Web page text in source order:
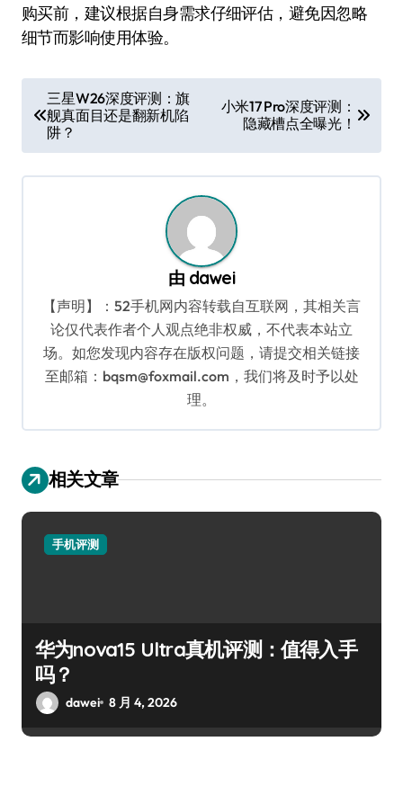
购买前，建议根据自身需求仔细评估，避免因忽略
细节而影响使用体验。
章
导
航
三星W26深度评测：旗
舰真面目还是翻新机陷
阱？
小米17 Pro深度评测：
隐藏槽点全曝光！
由 dawei
【声明】：52手机网内容转载自互联网，其相关言
论仅代表作者个人观点绝非权威，不代表本站立
场。如您发现内容存在版权问题，请提交相关链接
至邮箱：bqsm@foxmail.com，我们将及时予以处
理。
相关文章
手机评测
华为nova15 Ultra真机评测：值得入手
吗？
dawei 8 月 4, 2026